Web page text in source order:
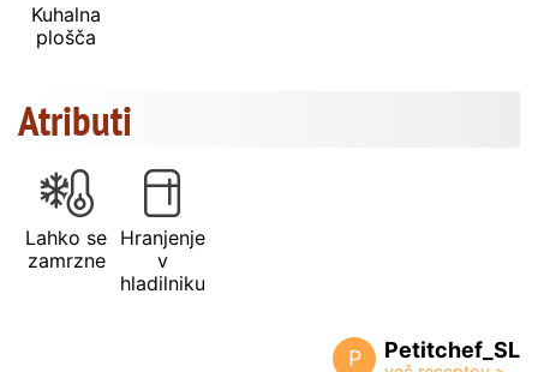
Kuhalna
plošča
Atributi
Lahko se
zamrzne
Hranjenje
v
hladilniku
P Petitchef_SL